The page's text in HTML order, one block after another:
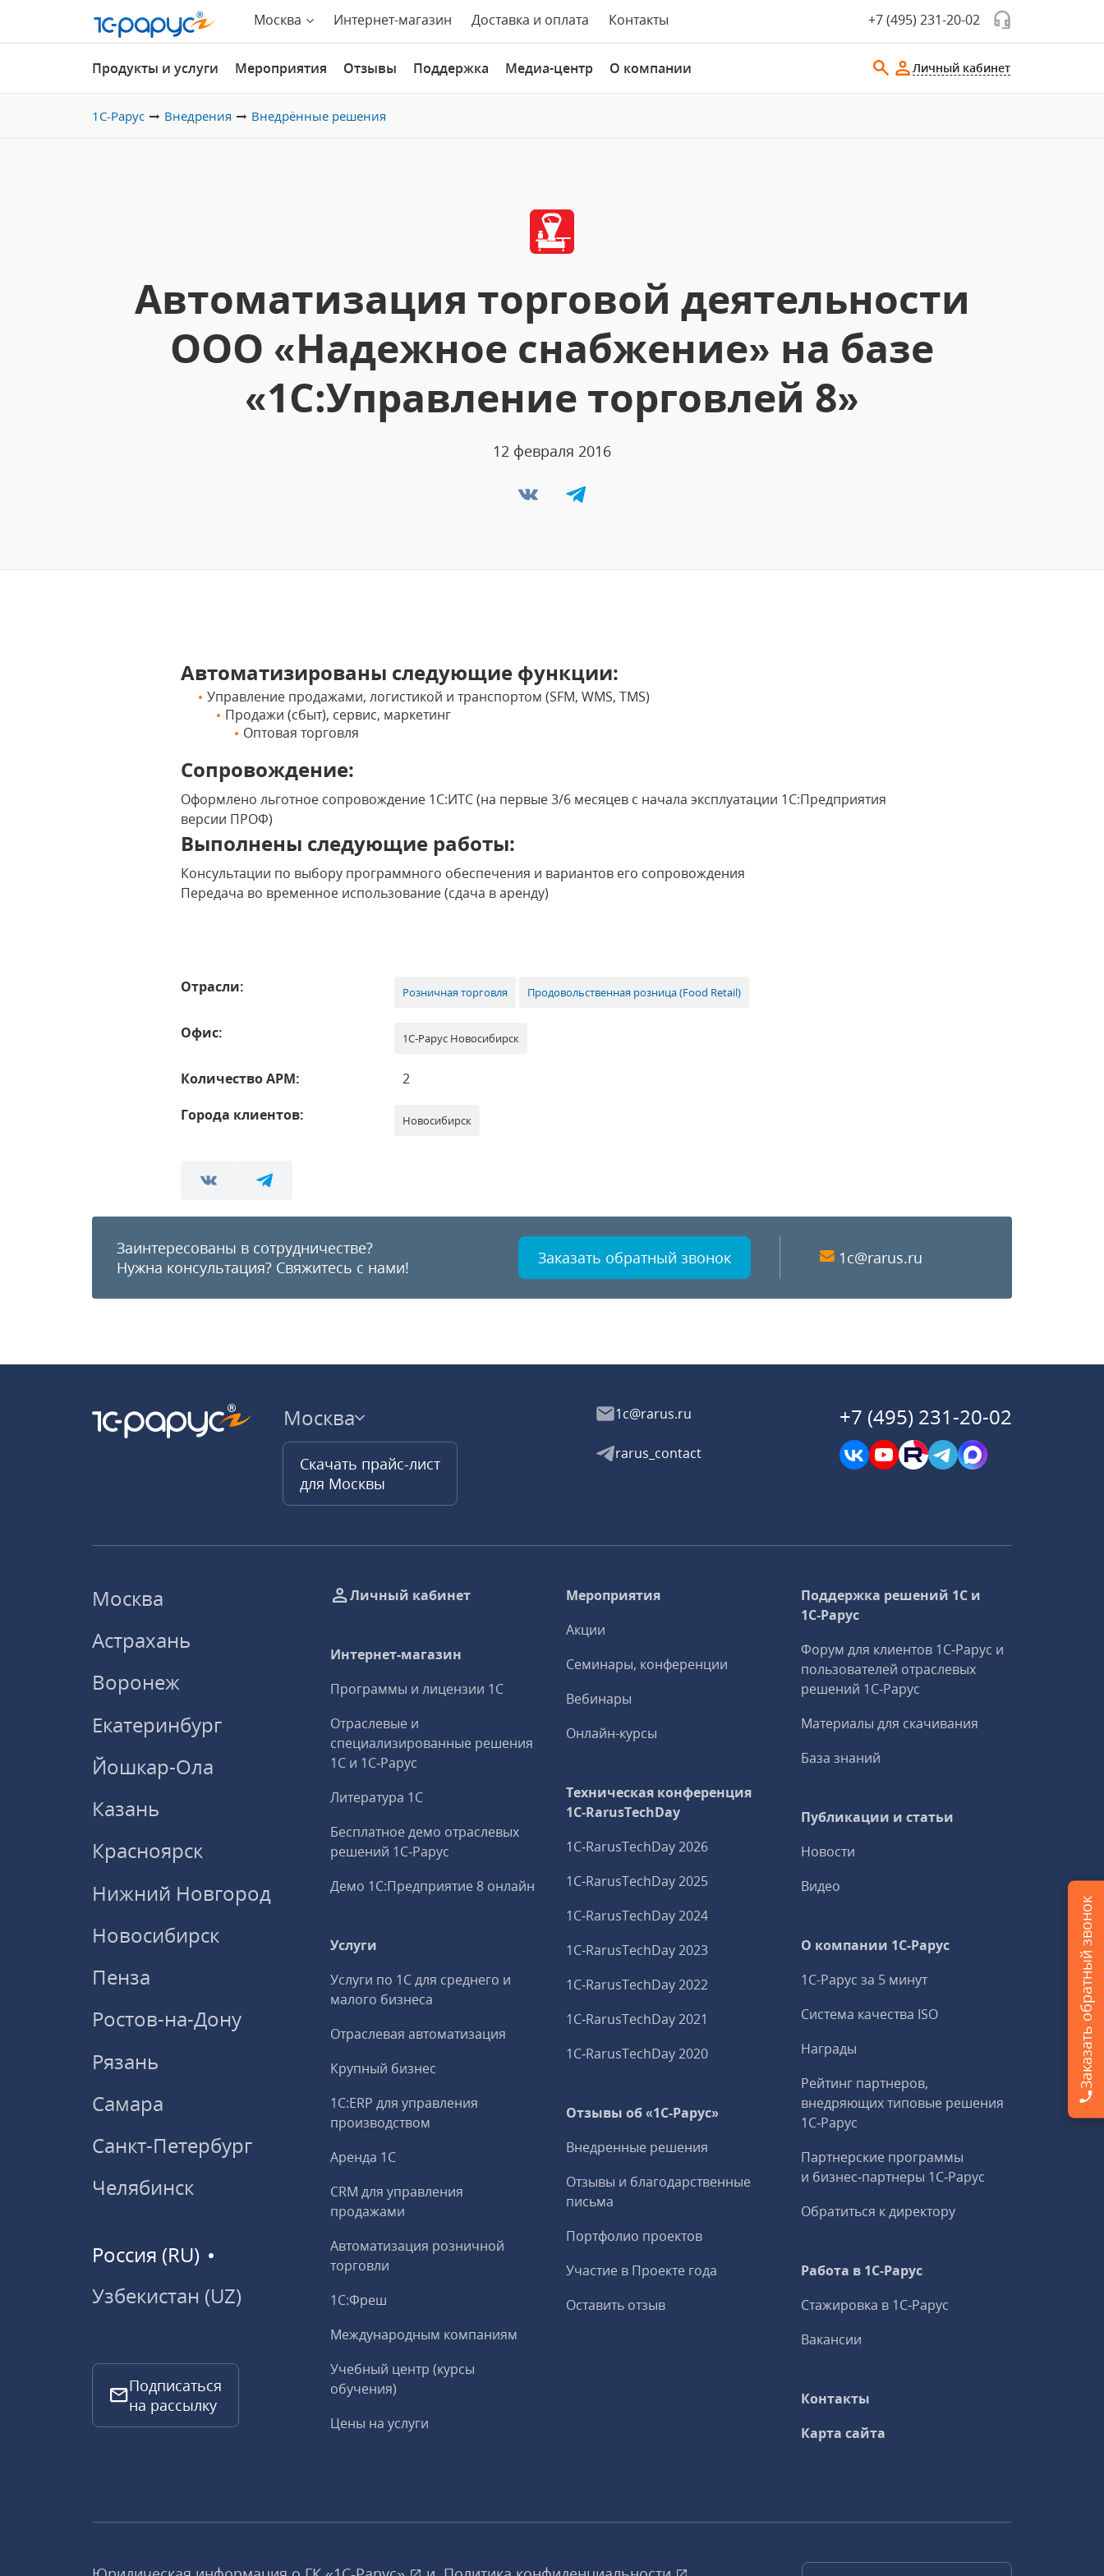
Москва Интернет-магазин Доставка и оплата Контакты +7 (495) 231-20-02
Продукты и услуги Мероприятия Отзывы Поддержка Медиа-центр О компании Личный кабинет
1С-Рарус Внедрения Внедрённые решения
Автоматизация торговой деятельности
ООО «Надежное снабжение» на базе
«1С:Управление торговлей 8»
12 февраля 2016
Автоматизированы следующие функции:
Управление продажами, логистикой и транспортом (SFM, WMS, TMS)
Продажи (сбыт), сервис, маркетинг
Оптовая торговля
Сопровождение:
Оформлено льготное сопровождение 1С:ИТС (на первые 3/6 месяцев с начала эксплуатации 1С:Предприятия
версии ПРОФ)
Выполнены следующие работы:
Консультации по выбору программного обеспечения и вариантов его сопровождения
Передача во временное использование (сдача в аренду)
Отрасли: Розничная торговля Продовольственная розница (Food Retail)
Офис: 1С-Рарус Новосибирск
Количество АРМ:
2
Города клиентов:
Новосибирск
Заинтересованы в сотрудничестве?
Нужна консультация? Свяжитесь с нами! Заказать обратный звонок 1c@rarus.ru
Москва
Скачать прайс-лист
для Москвы
1c@rarus.ru
rarus_contact
+7 (495) 231-20-02
Москва
Астрахань
Воронеж
Екатеринбург
Йошкар-Ола
Казань
Красноярск
Нижний Новгород
Новосибирск
Пенза
Ростов-на-Дону
Рязань
Самара
Санкт-Петербург
Челябинск
Россия (RU)
Узбекистан (UZ)
Подписаться
на рассылку
Личный кабинет
Интернет-магазин
Программы и лицензии 1С
Отраслевые и
специализированные решения
1С и 1С‑Рарус
Литература 1С
Бесплатное демо отраслевых
решений 1С‑Рарус
Демо 1С:Предприятие 8 онлайн
Услуги
Услуги по 1С для среднего и
малого бизнеса
Отраслевая автоматизация
Крупный бизнес
1С:ERP для управления
производством
Аренда 1С
CRM для управления
продажами
Автоматизация розничной
торговли
1С:Фреш
Международным компаниям
Учебный центр (курсы
обучения)
Цены на услуги
Мероприятия
Акции
Семинары, конференции
Вебинары
Онлайн-курсы
Техническая конференция
1C‑RarusTechDay
1C‑RarusTechDay 2026
1C‑RarusTechDay 2025
1C‑RarusTechDay 2024
1C‑RarusTechDay 2023
1C‑RarusTechDay 2022
1C‑RarusTechDay 2021
1C‑RarusTechDay 2020
Отзывы об «1С-Рарус»
Внедренные решения
Отзывы и благодарственные
письма
Портфолио проектов
Участие в Проекте года
Оставить отзыв
Поддержка решений 1С и
1С‑Рарус
Форум для клиентов 1С‑Рарус и
пользователей отраслевых
решений 1С‑Рарус
Материалы для скачивания
База знаний
Публикации и статьи
Новости
Видео
О компании 1C-Рарус
1С-Рарус за 5 минут
Система качества ISO
Награды
Рейтинг партнеров,
внедряющих типовые решения
1С‑Рарус
Партнерские программы
и бизнес‑партнеры 1С‑Рарус
Обратиться к директору
Работа в 1С‑Рарус
Стажировка в 1С‑Рарус
Вакансии
Контакты
Карта сайта
Заказать обратный звонок